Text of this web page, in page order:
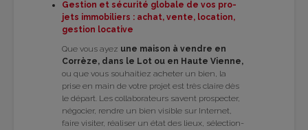
Ges­tion et sécu­rité glo­bale de vos pro­
jets immo­bi­liers : achat, vente, loca­tion,
ges­tion loca­tive
Que vous ayez une mai­son à vendre en
Cor­rèze, dans le Lot ou en Haute Vienne,
ou que vous sou­hai­tiez ache­ter un bien, la
prise en main de votre pro­jet est très claire dès
le départ. Les col­la­bo­ra­teurs savent pros­pec­ter,
négo­cier, rendre un bien visible sur Inter­net,
faire visi­ter, réa­li­ser un état des lieux, sélec­tion­